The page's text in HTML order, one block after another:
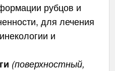
рубцов и
для лечения
и
(поверхностный,